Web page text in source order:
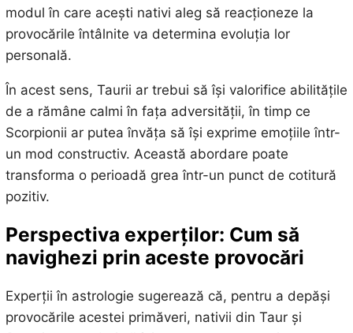
modul în care acești nativi aleg să reacționeze la
provocările întâlnite va determina evoluția lor
personală.
În acest sens, Taurii ar trebui să își valorifice abilitățile
de a rămâne calmi în fața adversității, în timp ce
Scorpionii ar putea învăța să își exprime emoțiile într-
un mod constructiv. Această abordare poate
transforma o perioadă grea într-un punct de cotitură
pozitiv.
Perspectiva experților: Cum să
navighezi prin aceste provocări
Experții în astrologie sugerează că, pentru a depăși
provocările acestei primăveri, nativii din Taur și